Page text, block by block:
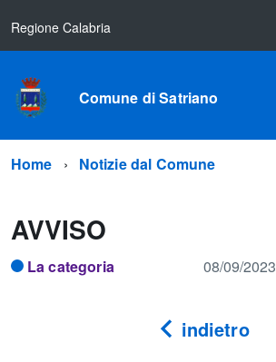
Regione Calabria
Comune di Satriano
Home Notizie dal Comune
AVVISO
La categoria 08/09/2023
indietro